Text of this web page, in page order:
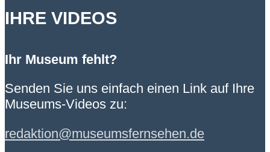
IHRE VIDEOS
Ihr Museum fehlt?
Senden Sie uns einfach einen Link auf Ihre
Museums-Videos zu:
redaktion@museumsfernsehen.de